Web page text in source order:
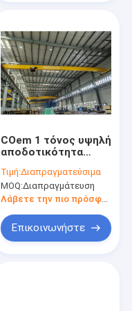
COem 1 τόνος υψηλή
αποδοτικότητα
ενιαία
υπερυψωμένων
γερανών δοκών
Τιμή:Διαπραγματεύσιμα
MOQ:Διαπραγμάτευση
Λάβετε την πιο πρόσφατη τιμή
Επικοινωνήστε